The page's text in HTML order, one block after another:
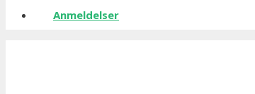
Anmeldelser